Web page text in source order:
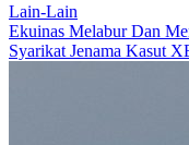
Lain-Lain
Ekuinas Melabur Dan
Syarikat Jenama Kasut